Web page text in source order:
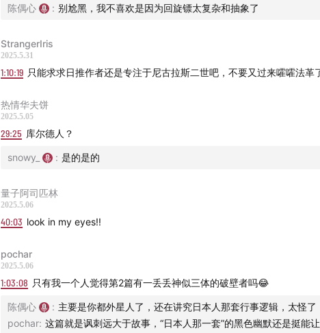
陈偶心 : 别尬黑，我不喜欢是因为回旋镖太复杂和抽象了
StrangerIris
2025.5.31
1:10:19 只能求求日推作者还是专注于尼古拉斯二世吧，不要又过来嚯嚯法革
热情华夫饼
2025.5.05
29:25 库尔德人？
snowy_ : 是的是的
量子阿司匹林
2025.5.06
40:03 look in my eyes!!
pochar
2025.5.06
1:03:08 只有我一个人觉得第2篇有一丢丢神似三体的破壁者吗😂
陈偶心 : 主要是你都外星人了，还在讲究日本人那套行事逻辑，太怪了
pochar: 这篇就是讽刺远大于故事，“日本人那一套”的黑色幽默还是挺能